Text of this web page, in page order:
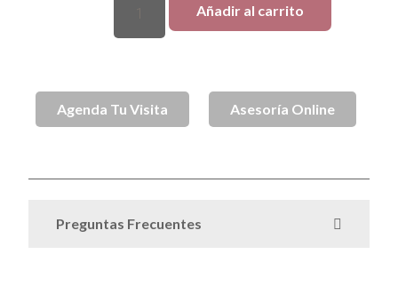
Añadir al carrito
Agenda Tu Visita Asesoría Online
Preguntas Frecuentes